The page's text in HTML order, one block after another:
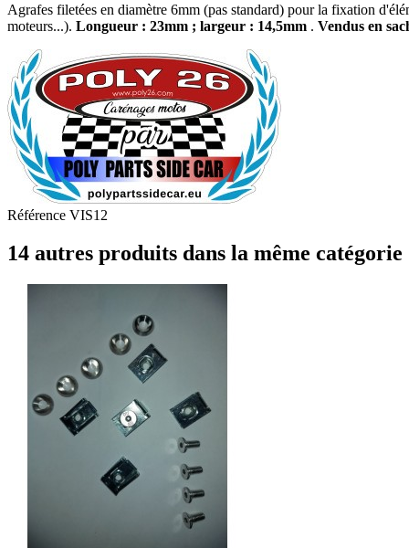
Agrafes filetées en diamètre 6mm (pas standard) pour la fixation
moteurs...). Longueur : 23mm ; largeur : 14,5mm . Vendus en
Référence VIS12
14 autres produits dans la même catégorie